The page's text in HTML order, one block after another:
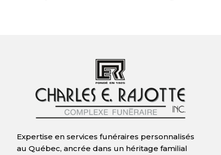
Expertise en services funéraires personnalisés
au Québec, ancrée dans un héritage familial